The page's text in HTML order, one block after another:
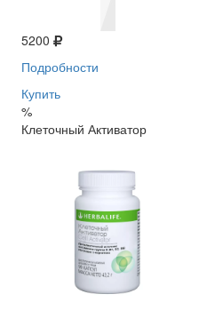
5200
Подробности
Купить
%
Клеточный Активатор